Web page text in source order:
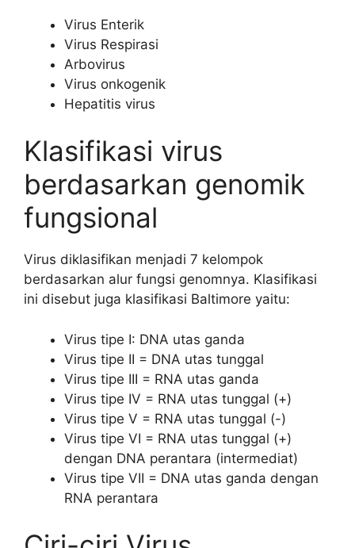
Virus Enterik
Virus Respirasi
Arbovirus
Virus onkogenik
Hepatitis virus
Klasifikasi virus
berdasarkan genomik
fungsional
Virus diklasifikan menjadi 7 kelompok
berdasarkan alur fungsi genomnya. Klasifikasi
ini disebut juga klasifikasi Baltimore yaitu:
Virus tipe I: DNA utas ganda
Virus tipe II = DNA utas tunggal
Virus tipe III = RNA utas ganda
Virus tipe IV = RNA utas tunggal (+)
Virus tipe V = RNA utas tunggal (-)
Virus tipe VI = RNA utas tunggal (+)
dengan DNA perantara (intermediat)
Virus tipe VII = DNA utas ganda dengan
RNA perantara